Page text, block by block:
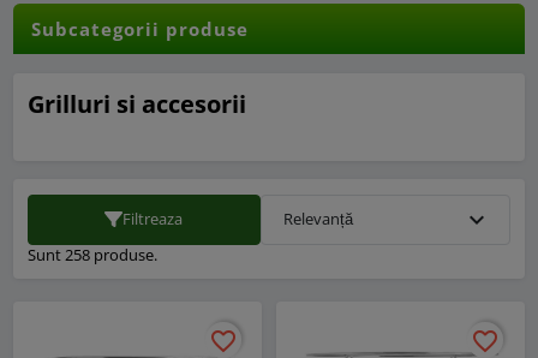
Subcategorii produse
Grilluri si accesorii
Sunt 258 produse.
Filtreaza Relevanță expand_more
favorite_border
favorite_border favorite_border
favorite_border